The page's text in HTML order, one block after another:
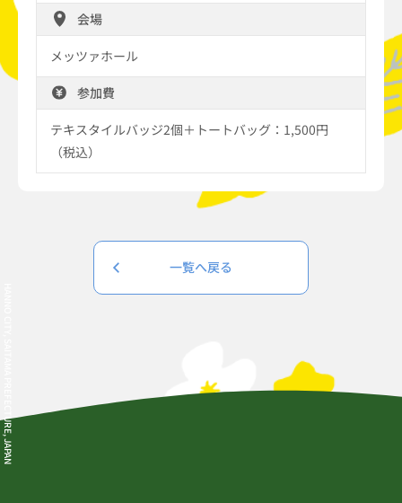
HANNO CITY, SAITAMA PREFECTURE, JAPAN
会場
メッツァホール
参加費
テキスタイルバッジ2個＋トートバッグ：1,500円
（税込）
一覧へ戻る